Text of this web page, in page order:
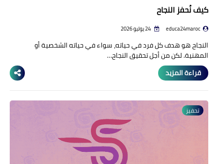
كيف نُحفز النجاح
educa24maroc
النجاح هو هدف كل فرد في حياته، سواء في حياته الشخصية أو
المهنية. لكن من أجل تحقيق النجاح…
قراءة المزيد
تحفيز